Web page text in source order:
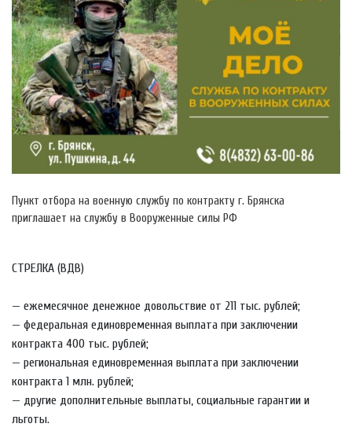
Пункт отбора на военную службу по контракту г. Брянска
приглашает на службу в Вооруженные силы РФ
СТРЕЛКА (ВДВ)
— ежемесячное денежное довольствие от 211 тыс. рублей;
— федеральная единовременная выплата при заключении
контракта 400 тыс. рублей;
— региональная единовременная выплата при заключении
контракта 1 млн. рублей;
— другие дополнительные выплаты, социальные гарантии и
льготы.